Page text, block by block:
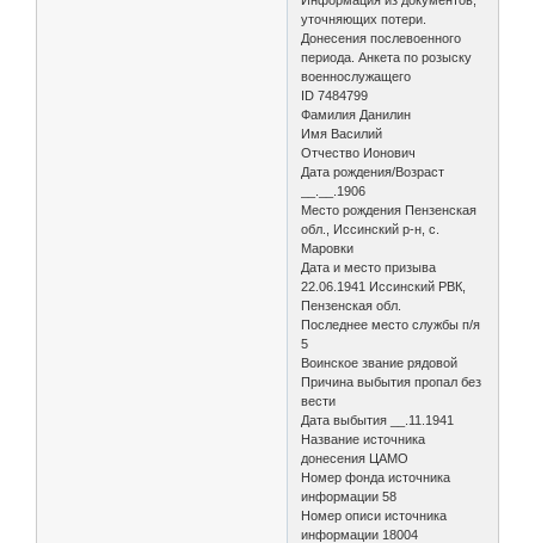
уточняющих потери.
Донесения послевоенного
периода. Анкета по розыску
военнослужащего
ID 7484799
Фамилия Данилин
Имя Василий
Отчество Ионович
Дата рождения/Возраст
__.__.1906
Место рождения Пензенская
обл., Иссинский р-н, с.
Маровки
Дата и место призыва
22.06.1941 Иссинский РВК,
Пензенская обл.
Последнее место службы п/я
5
Воинское звание рядовой
Причина выбытия пропал без
вести
Дата выбытия __.11.1941
Название источника
донесения ЦАМО
Номер фонда источника
информации 58
Номер описи источника
информации 18004